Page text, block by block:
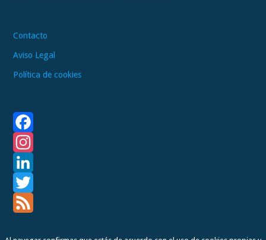
Contacto
Aviso Legal
Política de cookies
F
a
c
e
n
s
L
T